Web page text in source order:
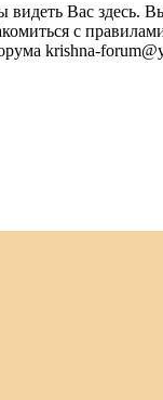
Вас здесь.
ознакомиться с
krishna-